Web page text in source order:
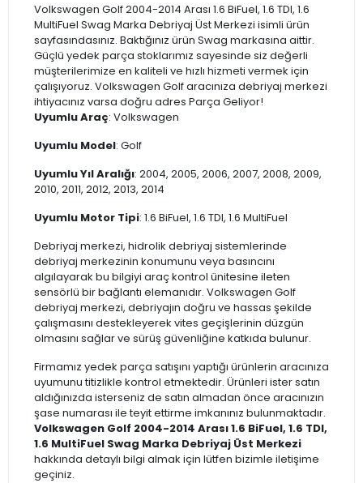
Volkswagen Golf 2004-2014 Arası 1.6 BiFuel, 1.6 TDI, 1.6
MultiFuel Swag Marka Debriyaj Üst Merkezi isimli ürün
sayfasındasınız. Baktığınız ürün Swag markasına aittir.
Güçlü yedek parça stoklarımız sayesinde siz değerli
müşterilerimize en kaliteli ve hızlı hizmeti vermek için
çalışıyoruz. Volkswagen Golf aracınıza debriyaj merkezi
ihtiyacınız varsa doğru adres Parça Geliyor!
Uyumlu Araç: Volkswagen
Uyumlu Model: Golf
Uyumlu Yıl Aralığı: 2004, 2005, 2006, 2007, 2008, 2009,
2010, 2011, 2012, 2013, 2014
Uyumlu Motor Tipi: 1.6 BiFuel, 1.6 TDI, 1.6 MultiFuel
Debriyaj merkezi, hidrolik debriyaj sistemlerinde
debriyaj merkezinin konumunu veya basıncını
algılayarak bu bilgiyi araç kontrol ünitesine ileten
sensörlü bir bağlantı elemanıdır. Volkswagen Golf
debriyaj merkezi, debriyajın doğru ve hassas şekilde
çalışmasını destekleyerek vites geçişlerinin düzgün
olmasını sağlar ve sürüş güvenliğine katkıda bulunur.
Firmamız yedek parça satışını yaptığı ürünlerin aracınıza
uyumunu titizlikle kontrol etmektedir. Ürünleri ister satın
aldığınızda isterseniz de satın almadan önce aracınızın
şase numarası ile teyit ettirme imkanınız bulunmaktadır.
Volkswagen Golf 2004-2014 Arası 1.6 BiFuel, 1.6 TDI,
1.6 MultiFuel Swag Marka Debriyaj Üst Merkezi
hakkında detaylı bilgi almak için lütfen bizimle iletişime
geçiniz.